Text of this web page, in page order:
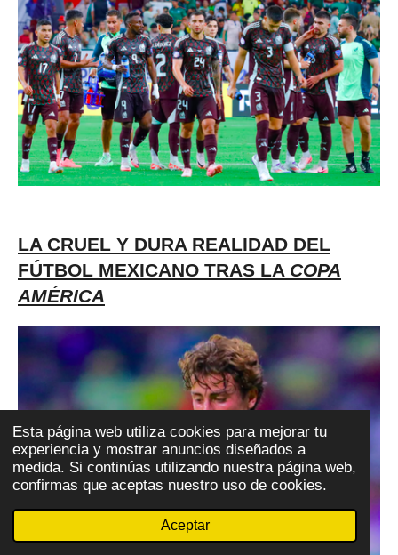
Esta página web utiliza cookies para mejorar tu
experiencia y mostrar anuncios diseñados a
medida. Si continúas utilizando nuestra página web,
confirmas que aceptas nuestro uso de cookies.
Aceptar
LA CRUEL Y DURA REALIDAD DEL
FÚTBOL MEXICANO TRAS LA COPA
AMÉRICA